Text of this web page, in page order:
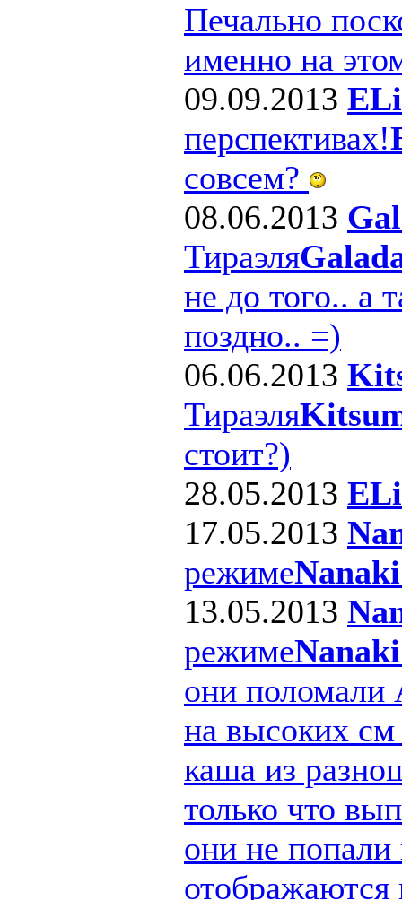
Печально
именно на
09.09.2013 ELi
перспективах!
совсем?
08.06.2013
Тираэля
не до того.. а
поздно.. =)
06.06.2013
Тираэля
стоит?)
28.05.2013 ELi
17.05.2013
режиме
13.05.2013
режиме
они поломали
на высоких
каша из
только что
они не попали